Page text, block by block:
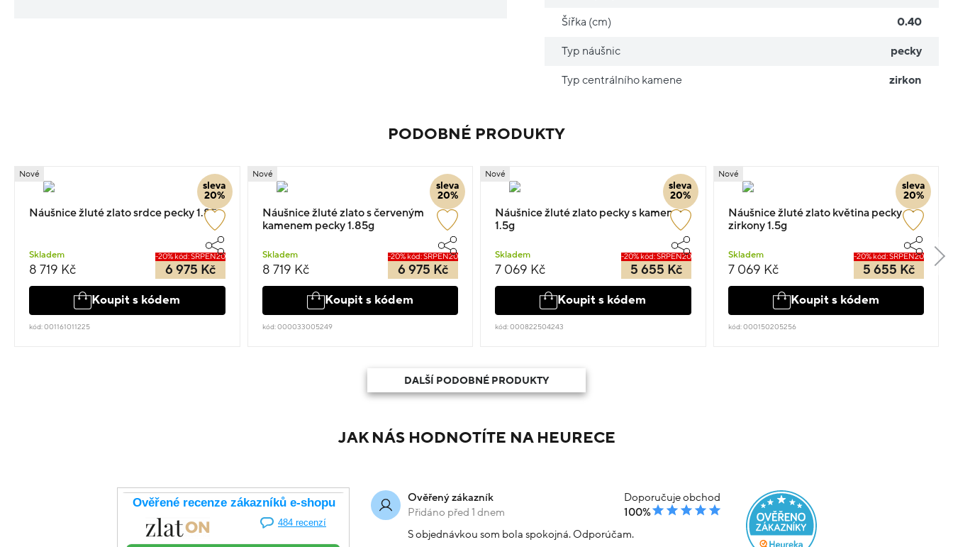
Šířka (cm) 0.40
Typ náušnic pecky
Typ centrálního kamene zirkon
PODOBNÉ PRODUKTY
sleva
20%
Nové
Náušnice žluté zlato srdce pecky 1.85g
Skladem
8 719 Kč
-20% kód: SRPEN20
6 975 Kč
Koupit s kódem
kód: 001161011225
sleva
20%
Nové
Náušnice žluté zlato s červeným
kamenem pecky 1.85g
Skladem
8 719 Kč
-20% kód: SRPEN20
6 975 Kč
Koupit s kódem
kód: 000033005249
sleva
20%
Nové
Náušnice žluté zlato pecky s kamenem
1.5g
Skladem
7 069 Kč
-20% kód: SRPEN20
5 655 Kč
Koupit s kódem
kód: 000822504243
sleva
20%
Nové
Náušnice žluté zlato květina pecky se
zirkony 1.5g
Skladem
7 069 Kč
-20% kód: SRPEN20
5 655 Kč
Koupit s kódem
kód: 000150205256
DALŠÍ PODOBNÉ PRODUKTY
JAK NÁS HODNOTÍTE NA HEURECE
Ověřený zákazník
Přidáno před 1 dnem
Doporučuje obchod
100%
S objednávkou som bola spokojná. Odporúčam.